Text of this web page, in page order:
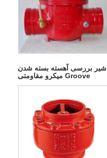
شیر بررسی آهسته بسته شدن
میکرو مقاومتی Groove